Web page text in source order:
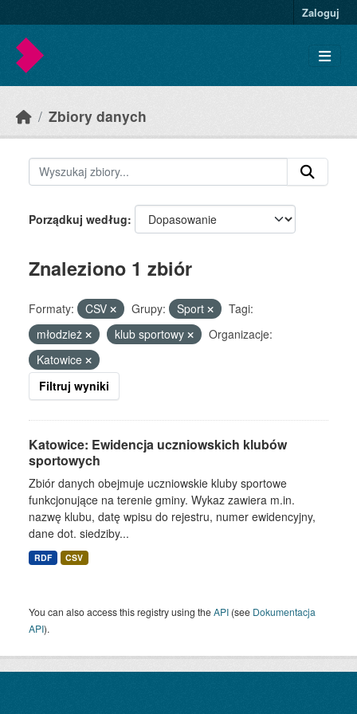
Zaloguj
Zbiory danych
Porządkuj według
Znaleziono 1 zbiór
Formaty: CSV Grupy: Sport
Tagi:
młodzież
klub sportowy
Organizacje:
Katowice
Filtruj wyniki
Katowice: Ewidencja uczniowskich klubów
sportowych
Zbiór danych obejmuje uczniowskie kluby sportowe
funkcjonujące na terenie gminy. Wykaz zawiera m.in.
nazwę klubu, datę wpisu do rejestru, numer ewidencyjny,
dane dot. siedziby...
RDF CSV
You can also access this registry using theAPI (see Dokumentacja
API).